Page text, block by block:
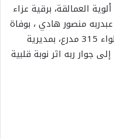
العمالقة، برقية عزاء
منصور هادي ، بوفاة
العميد ركن أحمد علي هادي قائد اللواء 315 مدرع، بمديرية
جوار ربه اثر نوبة قلبية